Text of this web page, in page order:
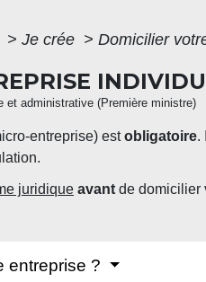
> Je crée > Domicilier
et administrative (Première ministre)
entreprise) estobligatoire.
juridique avant de domicilier
entreprise ?